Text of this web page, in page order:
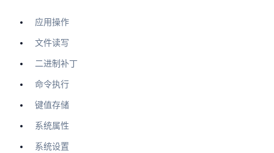
应用操作
文件读写
二进制补丁
命令执行
键值存储
系统属性
系统设置